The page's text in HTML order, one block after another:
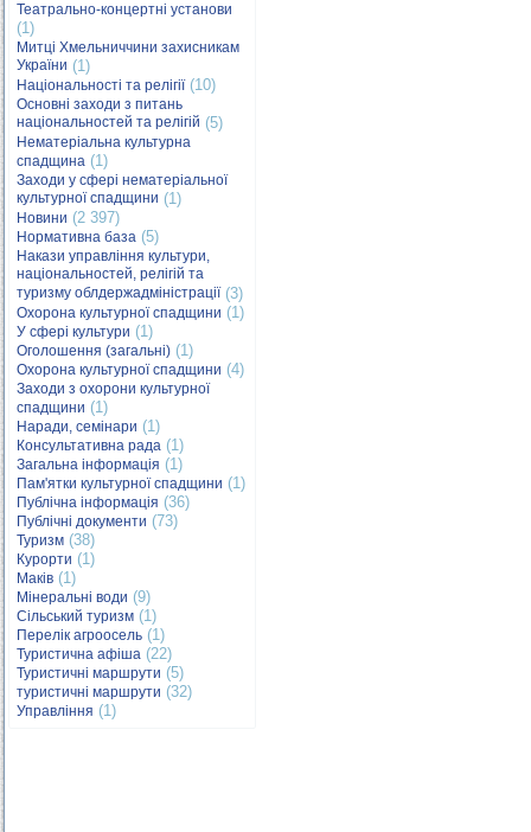
Театрально-концертні установи
(1)
Митці Хмельниччини захисникам
України (1)
Національності та релігії(10)
Основні заходи з питань
національностей та релігій (5)
Нематеріальна культурна
спадщина (1)
Заходи у сфері нематеріальної
культурної спадщини (1)
Новини (2 397)
Нормативна база (5)
Накази управління культури,
національностей, релігій та
туризму облдержадміністрації(3)
Охорона культурної спадщини (1)
У сфері культури (1)
Оголошення (загальні) (1)
Охорона культурної спадщини (4)
Заходи з охорони культурної
спадщини (1)
Наради, семінари (1)
Консультативна рада (1)
Загальна інформація (1)
Пам'ятки культурної спадщини (1)
Публічна інформація (36)
Публічні документи (73)
Туризм (38)
Курорти (1)
Маків (1)
Мінеральні води (9)
Сільський туризм (1)
Перелік агроосель (1)
Туристична афіша (22)
Туристичні маршрути (5)
туристичні маршрути (32)
Управління (1)